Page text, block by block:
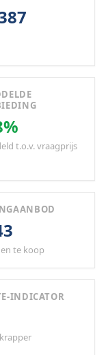
t.o.v. vraagprijs
te koop
INDICATOR